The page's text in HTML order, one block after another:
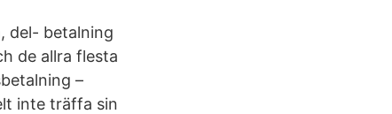
del- betalning
de allra flesta
–
inte träffa sin